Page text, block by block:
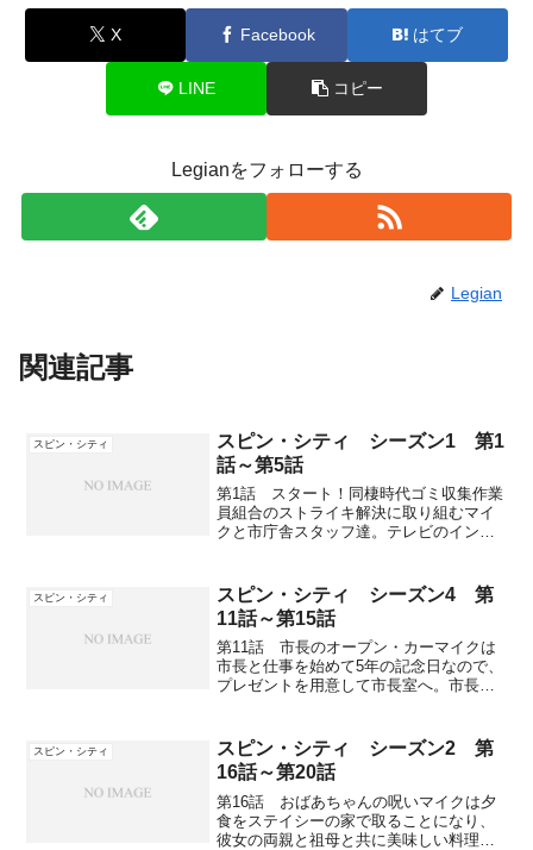
X Facebook はてブ
LINE コピー
Legianをフォローする
Legian
関連記事
スピン・シティ
スピン・シティ シーズン1 第1
話～第5話
第1話 スタート！同棲時代ゴミ収集作業
員組合のストライキ解決に取り組むマイ
クと市庁舎スタッフ達。テレビのインタ
のジェームスをゲイに仕立て上げて、問
題を乗り越えようとする...
スピン・シティ
スピン・シティ シーズン4 第
11話～第15話
第11話 市長のオープン・カーマイクは
市長と仕事を始めて5年の記念日なので、
プレゼントを用意して市長室へ。市長も
マイクとの記念日はすっかり忘れてい
た。市長は今日は66...
スピン・シティ
スピン・シティ シーズン2 第
16話～第20話
第16話 おばあちゃんの呪いマイクは夕
食をステイシーの家で取ることになり、
彼女の両親と祖母と共に美味しい料理を